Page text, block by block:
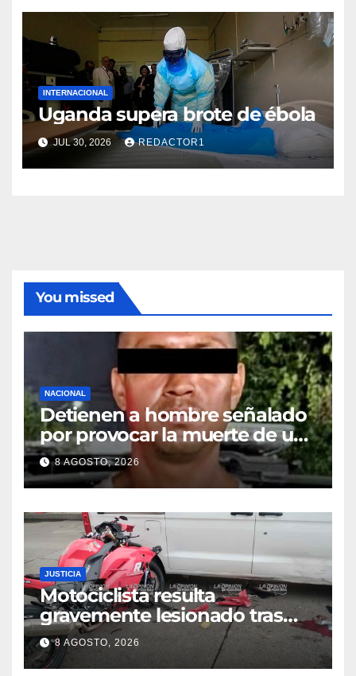
INTERNACIONAL
Uganda supera brote de ébola
JUL 30, 2026 REDACTOR1
You missed
NACIONAL
Detienen a hombre señalado
por provocar la muerte de un
adulto mayor
8 AGOSTO, 2026
JUSTICIA
Motociclista resulta
gravemente lesionado tras
choque en la colonia Ricardo
Flores Magón
8 AGOSTO, 2026